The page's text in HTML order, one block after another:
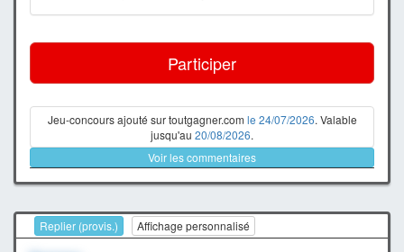
Participer
Jeu-concours ajouté sur toutgagner.com le 24/07/2026. Valable
jusqu'au 20/08/2026.
Voir les commentaires
Replier (provis.) Affichage personnalisé